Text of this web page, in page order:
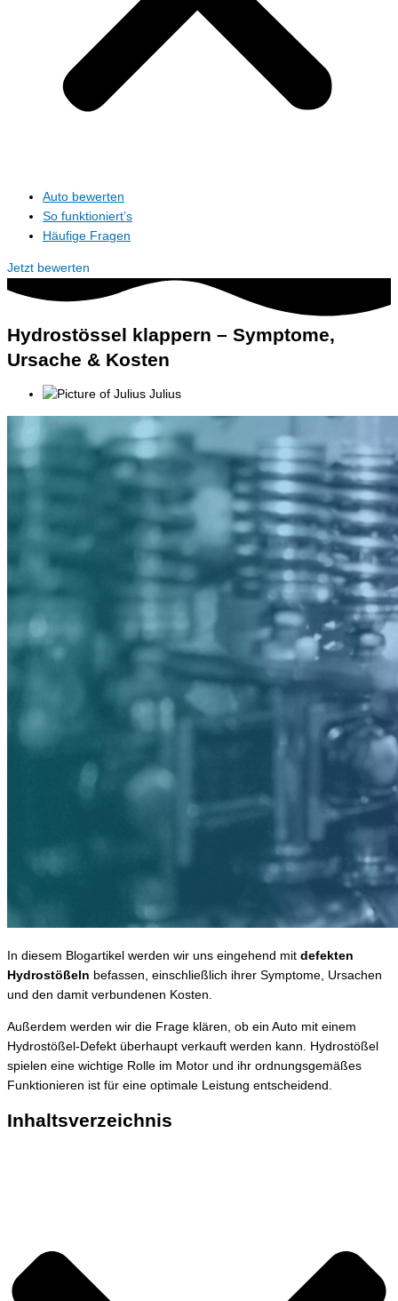
Auto bewerten
So funktioniert’s
Häufige Fragen
Jetzt bewerten
Hydrostössel klappern – Symptome,
Ursache & Kosten
Julius
In diesem Blogartikel werden wir uns eingehend mit defekten
Hydrostößeln befassen, einschließlich ihrer Symptome, Ursachen
und den damit verbundenen Kosten.
Außerdem werden wir die Frage klären, ob ein Auto mit einem
Hydrostößel-Defekt überhaupt verkauft werden kann. Hydrostößel
spielen eine wichtige Rolle im Motor und ihr ordnungsgemäßes
Funktionieren ist für eine optimale Leistung entscheidend.
Inhaltsverzeichnis